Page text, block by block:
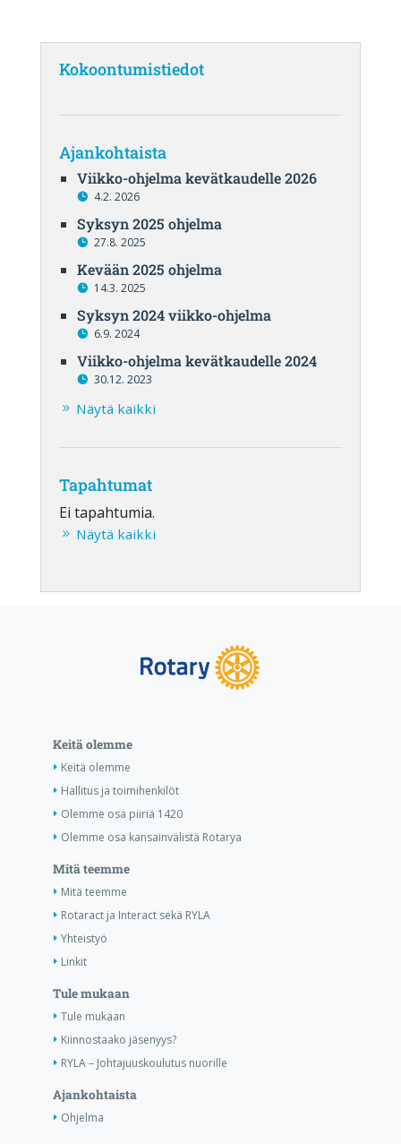
Kokoontumistiedot
Ajankohtaista
Viikko-ohjelma kevätkaudelle 2026
4.2. 2026
Syksyn 2025 ohjelma
27.8. 2025
Kevään 2025 ohjelma
14.3. 2025
Syksyn 2024 viikko-ohjelma
6.9. 2024
Viikko-ohjelma kevätkaudelle 2024
30.12. 2023
Näytä kaikki
Tapahtumat
Ei tapahtumia.
Näytä kaikki
Keitä olemme
Keitä olemme
Hallitus ja toimihenkilöt
Olemme osa piiriä 1420
Olemme osa kansainvälistä Rotarya
Mitä teemme
Mitä teemme
Rotaract ja Interact sekä RYLA
Yhteistyö
Linkit
Tule mukaan
Tule mukaan
Kiinnostaako jäsenyys?
RYLA – Johtajuuskoulutus nuorille
Ajankohtaista
Ohjelma